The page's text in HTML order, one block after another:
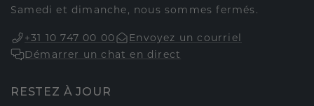
Samedi et dimanche, nous sommes fermés.
+31 10 747 00 00
Envoyez un courriel
Démarrer un chat en direct
RESTEZ À JOUR